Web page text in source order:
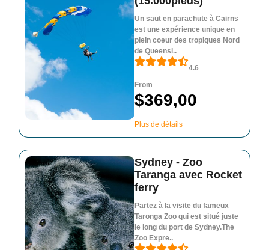
Un saut en parachute à Cairns
est une expérience unique en
plein coeur des tropiques Nord
de Queensl..
4.6
From
$369,00
Plus de détails
Sydney - Zoo
Taranga avec Rocket
ferry
Partez à la visite du fameux
Taronga Zoo qui est situé juste
le long du port de Sydney.The
Zoo Expre..